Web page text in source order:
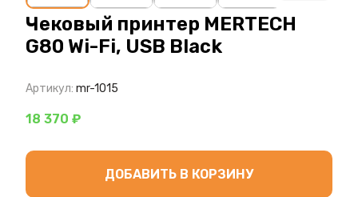
: ?>
Чековый принтер MERTECH
G80 Wi-Fi, USB Black
Артикул: mr-1015
18 370 ₽
ДОБАВИТЬ В КОРЗИНУ